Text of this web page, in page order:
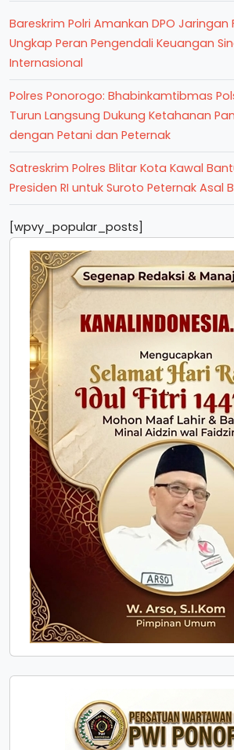
Bareskrim Polri Amankan DPO Jaringan
Ungkap Peran Pengendali Keuangan
Internasional
Polres Ponorogo: Bhabinkamtibmas
Turun Langsung Dukung Ketahanan
dengan Petani dan Peternak
Satreskrim Polres Blitar Kota Kawal
Presiden RI untuk Suroto Peternak Asal
[wpvy_popular_posts]